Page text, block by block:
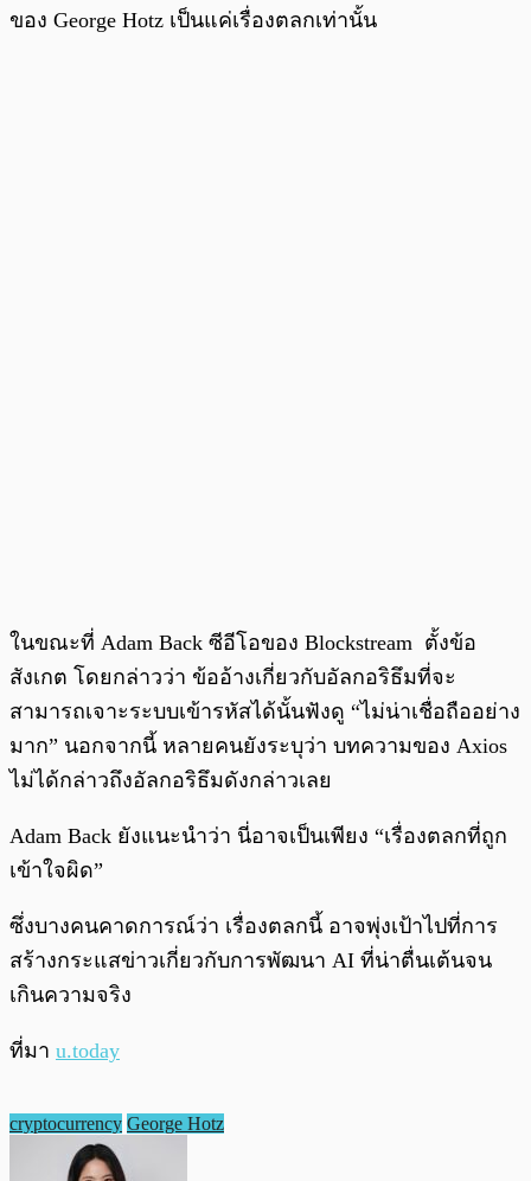
ของ George Hotz เป็นแค่เรื่องตลกเท่านั้น
ในขณะที่ Adam Back ซีอีโอของ Blockstream ตั้งข้อ
สังเกต โดยกล่าวว่า ข้ออ้างเกี่ยวกับอัลกอริธึมที่จะ
สามารถเจาะระบบเข้ารหัสได้นั้นฟังดู “ไม่น่าเชื่อถืออย่าง
มาก” นอกจากนี้ หลายคนยังระบุว่า บทความของ Axios
ไม่ได้กล่าวถึงอัลกอริธึมดังกล่าวเลย
Adam Back ยังแนะนำว่า นี่อาจเป็นเพียง “เรื่องตลกที่ถูก
เข้าใจผิด”
ซึ่งบางคนคาดการณ์ว่า เรื่องตลกนี้ อาจพุ่งเป้าไปที่การ
สร้างกระแสข่าวเกี่ยวกับการพัฒนา AI ที่น่าตื่นเต้นจน
เกินความจริง
ที่มา u.today
cryptocurrency George Hotz